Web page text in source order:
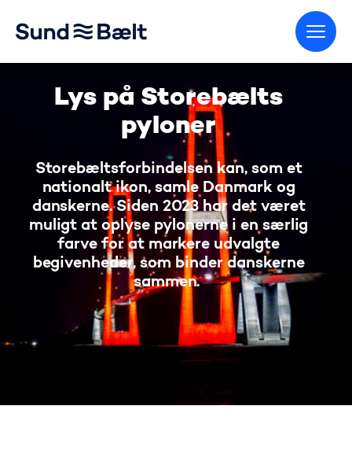
Lys på Storebælts
pyloner
Storebæltsforbindelsen kan, som et
nationalt ikon, samle Danmark og
danskerne. Siden 2023 har det været
muligt at oplyse pylonerne i en særlig
farve for at markere udvalgte
begivenheder, som binder danskerne
sammen.